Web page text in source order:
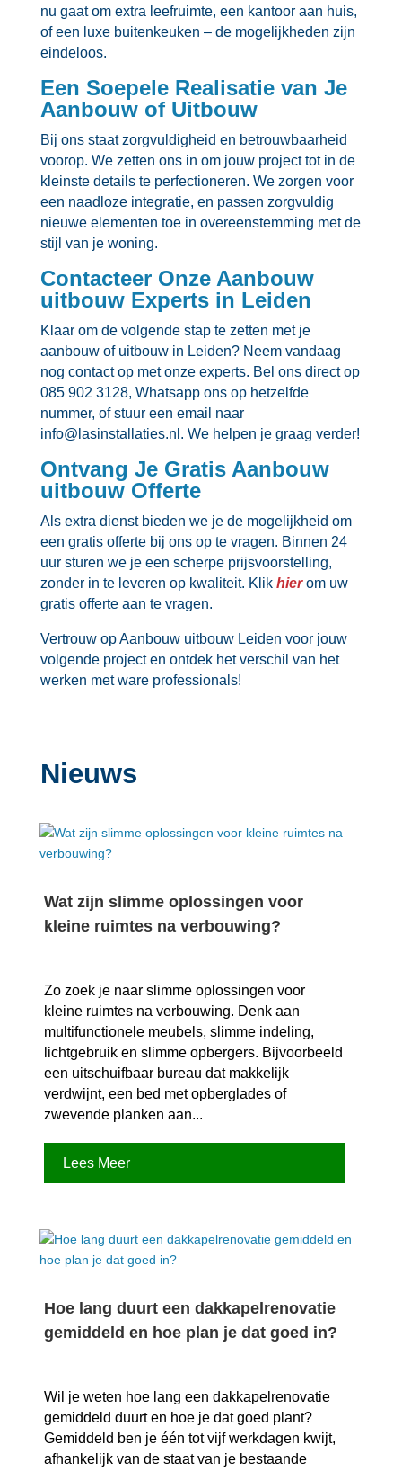
nu gaat om extra leefruimte, een kantoor aan huis,
of een luxe buitenkeuken – de mogelijkheden zijn
eindeloos.​
Een Soepele Realisatie van Je
Aanbouw of Uitbouw
Bij ons staat zorgvuldigheid en betrouwbaarheid
voorop.​ We zetten ons in om jouw project tot in de
kleinste details te perfectioneren.​ We zorgen voor
een naadloze integratie, en passen zorgvuldig
nieuwe elementen toe in overeenstemming met de
stijl van je woning.​
Contacteer Onze Aanbouw
uitbouw Experts in Leiden
Klaar om de volgende stap te zetten met je
aanbouw of uitbouw in Leiden? Neem vandaag
nog contact op met onze experts.​ Bel ons direct op
085 902 3128, Whatsapp ons op hetzelfde
nummer, of stuur een email naar
info@lasinstallaties.​nl.​ We helpen je graag verder!
Ontvang Je Gratis Aanbouw
uitbouw Offerte
Als extra dienst bieden we je de mogelijkheid om
een gratis offerte bij ons op te vragen.​ Binnen 24
uur sturen we je een scherpe prijsvoorstelling,
zonder in te leveren op kwaliteit.​ Klik hierom uw
gratis offerte aan te vragen.​
Vertrouw op Aanbouw uitbouw Leiden voor jouw
volgende project en ontdek het verschil van het
werken met ware professionals!
Nieuws
Wat zijn slimme oplossingen voor
kleine ruimtes na verbouwing?
Zo zoek je naar slimme oplossingen voor
kleine ruimtes na verbouwing.​ Denk aan
multifunctionele meubels, slimme indeling,
lichtgebruik en slimme opbergers.​ Bijvoorbeeld
een uitschuifbaar bureau dat makkelijk
verdwijnt, een bed met opberglades of
zwevende planken aan...
Lees Meer
Hoe lang duurt een dakkapelrenovatie
gemiddeld en hoe plan je dat goed in?
Wil je weten hoe lang een dakkapelrenovatie
gemiddeld duurt en hoe je dat goed plant?
Gemiddeld ben je één tot vijf werkdagen kwijt,
afhankelijk van de staat van je bestaande